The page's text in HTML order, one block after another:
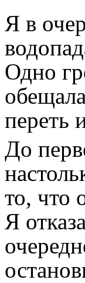
Я в
Одно
переть
До
то, что
Я